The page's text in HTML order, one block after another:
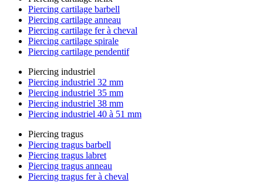
Piercing cartilage barbell
Piercing cartilage anneau
Piercing cartilage fer à cheval
Piercing cartilage spirale
Piercing cartilage pendentif
Piercing industriel
Piercing industriel 32 mm
Piercing industriel 35 mm
Piercing industriel 38 mm
Piercing industriel 40 à 51 mm
Piercing tragus
Piercing tragus barbell
Piercing tragus labret
Piercing tragus anneau
Piercing tragus fer à cheval